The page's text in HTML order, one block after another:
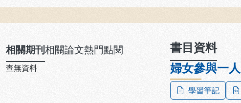
相關期刊相關論文熱門點閱
查無資料
書目資料
婦女參與一
學習筆記